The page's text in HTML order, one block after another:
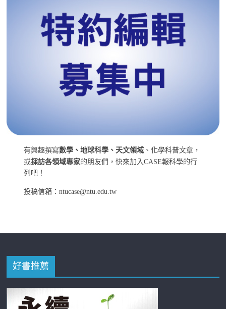
有興趣撰寫數學、地球科學、天文領域 、化學科普文章，
或採訪各領域專家的朋友們，快來加入CASE報科學的行
列吧！
投稿信箱：ntucase@ntu.edu.tw
好書推薦